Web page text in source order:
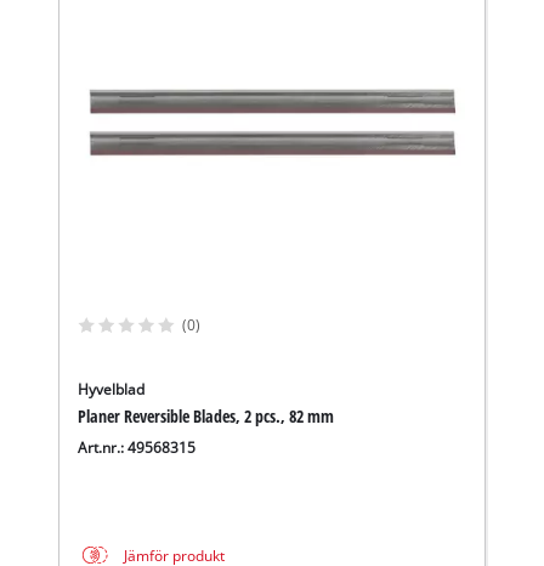
(0)
Hyvelblad
Planer Reversible Blades, 2 pcs., 82 mm
Art.nr.: 49568315
Jämför produkt